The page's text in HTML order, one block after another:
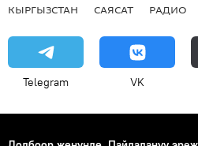
КЫРГЫЗСТАН САЯСАТ РАДИО
Telegram VK